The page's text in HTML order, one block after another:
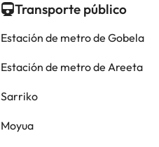
Transporte público
Estación de metro de Gobela
Estación de metro de Areeta
Sarriko
Moyua